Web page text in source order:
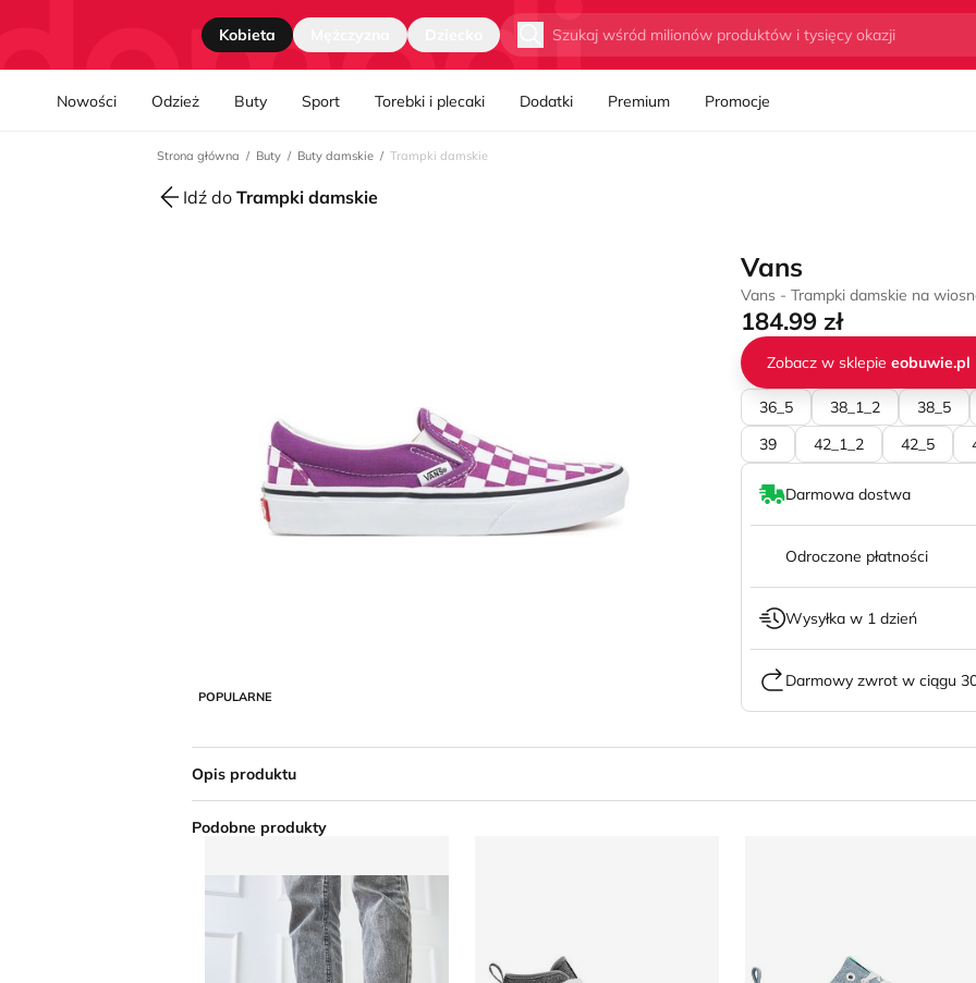
Nawgiacja kategorii
Kobieta Wyszukaj
Nowości Odzież Buty Sport Torebki i plecaki Dodatki Premium Promocje
Strona główna Buty Buty damskie Trampki damskie
Idź do Trampki damskie
POPULARNE
Vans
Vans - Trampki damskie na
184.99 zł
Zobacz w sklepie eobuwie.pl
36_5 38_1_2 38_5
39
42_1_2 42_5
Darmowa dostwa
Odroczone płatności
Wysyłka w 1 dzień
Darmowy zwrot w ciągu
Opis produktu
Podobne produkty